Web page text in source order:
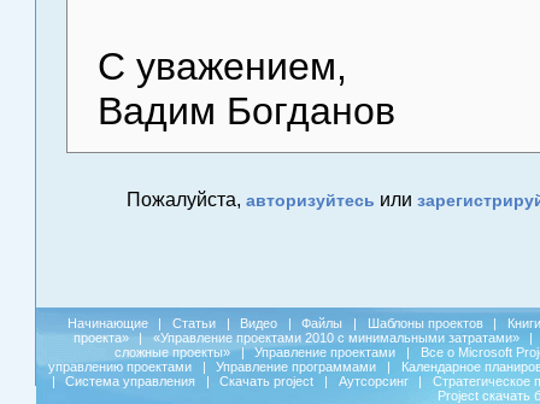
С уважением,
Вадим Богданов
Пожалуйста, авторизуйтесь или
Начинающие | Статьи | Видео | Файлы | Шаблоны проектов |
Книги
проекта»
| «Управление проектами 2010 с минимальными затратами»
|
сложные проекты»
| Управление проектами |
Все о Microsoft
управлению проектами
| Управление программами |
Календарное
|
Система управления | Скачать project | Аутсорсинг |
Стратегическое
Project скачать